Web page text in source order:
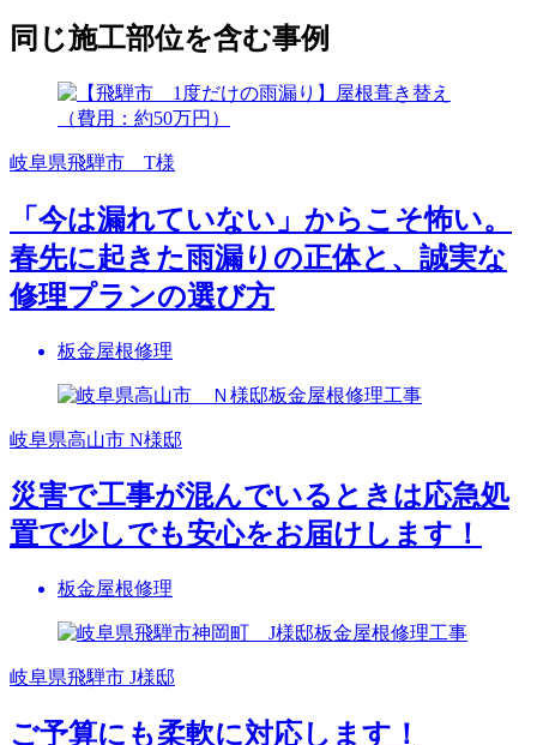
同じ施工部位を含む事例
岐阜県飛騨市 T様
「今は漏れていない」からこそ怖い。
春先に起きた雨漏りの正体と、誠実な
修理プランの選び方
板金屋根修理
岐阜県高山市 N様邸
災害で工事が混んでいるときは応急処
置で少しでも安心をお届けします！
板金屋根修理
岐阜県飛騨市 J様邸
ご予算にも柔軟に対応します！